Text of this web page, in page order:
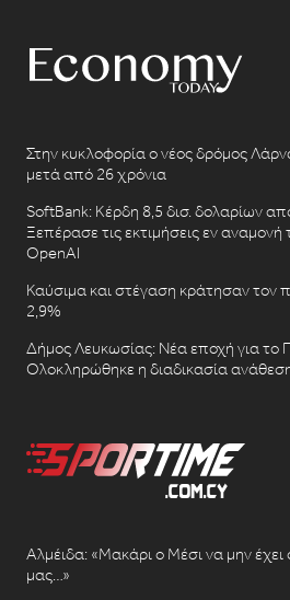
Στην κυκλοφορία ο νέος δρόμος
μετά από 26 χρόνια
SoftBank: Κέρδη 8,5 δισ. δολαρίων
Ξεπέρασε τις εκτιμήσεις εν αναμονή
OpenAI
Καύσιμα και στέγαση κράτησαν τον
2,9%
Δήμος Λευκωσίας: Νέα εποχή για το
Ολοκληρώθηκε η διαδικασία
Αλμέιδα: «Μακάρι ο Μέσι να μην έχει
μας…»